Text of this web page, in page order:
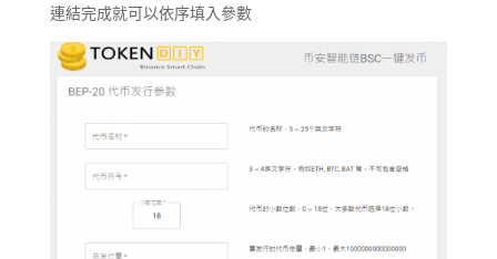
連結完成就可以依序填入參數